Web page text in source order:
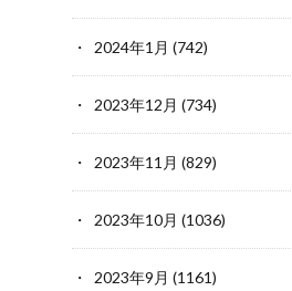
2024年1月 (742)
2023年12月 (734)
2023年11月 (829)
2023年10月 (1036)
2023年9月 (1161)